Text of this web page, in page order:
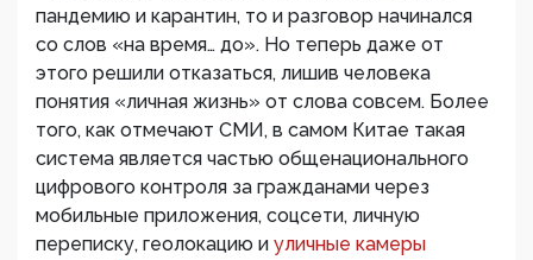
пандемию и карантин, то и разговор начинался
со слов «на время… до». Но теперь даже от
этого решили отказаться, лишив человека
понятия «личная жизнь» от слова совсем. Более
того, как отмечают СМИ, в самом Китае такая
система является частью общенационального
цифрового контроля за гражданами через
мобильные приложения, соцсети, личную
переписку, геолокацию и уличные камеры